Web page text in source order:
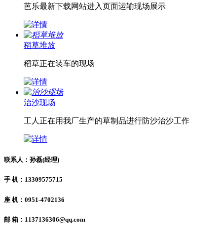
芭乐最新下载网站进入页面运输现场展示
稻草堆放
稻草正在装车的现场
治沙现场
工人正在用我厂生产的草制品进行防沙治沙工作
联系人：孙磊(经理)
手 机：13309575715
座 机：0951-4702136
邮 箱：1137136306@qq.com